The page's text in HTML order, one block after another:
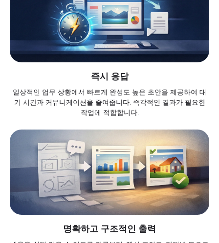
즉시 응답
일상적인 업무 상황에서 빠르게 완성도 높은 초안을 제공하여 대
기 시간과 커뮤니케이션을 줄여줍니다. 즉각적인 결과가 필요한
작업에 적합합니다.
명확하고 구조적인 출력